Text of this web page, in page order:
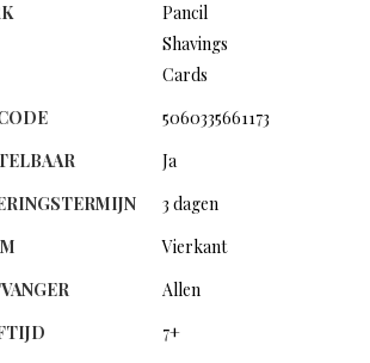
Pancil
Shavings
Cards
5060335661173
Ja
3 dagen
Vierkant
Allen
7+